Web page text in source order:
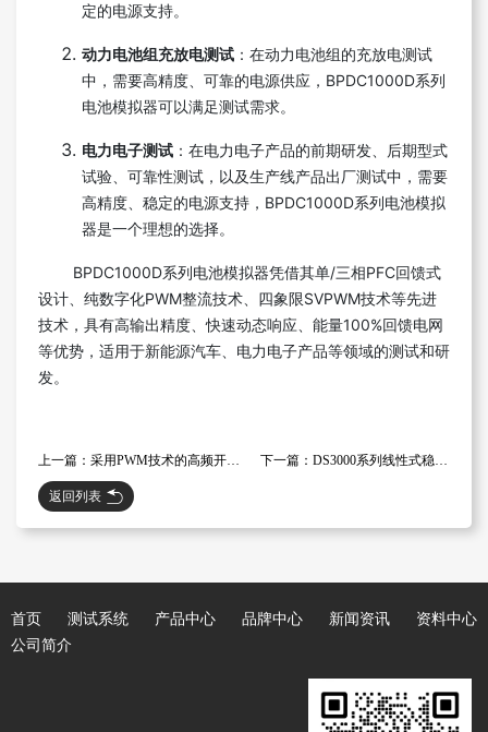
定的电源支持。
动力电池组充放电测试 ：在动力电池组的充放电测试
中，需要高精度、可靠的电源供应，BPDC1000D系列
电池模拟器可以满足测试需求。
电力电子测试 ：在电力电子产品的前期研发、后期型式
试验、可靠性测试，以及生产线产品出厂测试中，需要
高精度、稳定的电源支持，BPDC1000D系列电池模拟
器是一个理想的选择。
BPDC1000D系列电池模拟器凭借其单/三相PFC回馈式
设计、纯数字化PWM整流技术、四象限SVPWM技术等先进
技术，具有高输出精度、快速动态响应、能量100%回馈电网
等优势，适用于新能源汽车、电力电子产品等领域的测试和研
发。
上一篇：采用PWM技术的高频开关式程控直流电源的特点及优势 下一篇：DS3000系列线性式稳压稳流可编程直流电源的特点及应用领域
返回列表
首页 测试系统 产品中心 品牌中心 新闻资讯
资料中心
公司简介